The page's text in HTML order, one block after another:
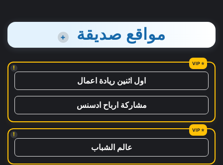
مواقع صديقة +
!
اول اثنين ريادة اعمال
مشاركة ارباح ادسنس
!
عالم الشباب